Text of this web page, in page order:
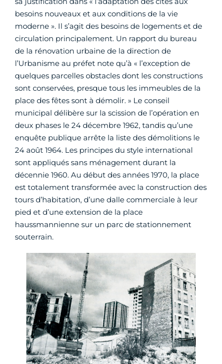
besoins nouveaux et aux conditions de la vie
moderne ». Il s’agit des besoins de logements et de
circulation principalement. Un rapport du bureau
de la rénovation urbaine de la direction de
l’Urbanisme au préfet note qu’à « l’exception de
quelques parcelles obstacles dont les constructions
sont conservées, presque tous les immeubles de la
place des fêtes sont à démolir. » Le conseil
municipal délibère sur la scission de l’opération en
deux phases le 24 décembre 1962, tandis qu’une
enquête publique arrête la liste des démolitions le
24 août 1964. Les principes du style international
sont appliqués sans ménagement durant la
décennie 1960. Au début des années 1970, la place
est totalement transformée avec la construction des
tours d’habitation, d’une dalle commerciale à leur
pied et d’une extension de la place
haussmannienne sur un parc de stationnement
souterrain.